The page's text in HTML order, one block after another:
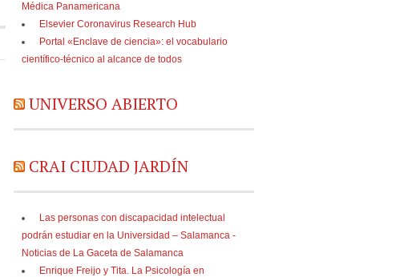
Médica Panamericana
Elsevier Coronavirus Research Hub
Portal «Enclave de ciencia»: el vocabulario
científico-técnico al alcance de todos
UNIVERSO ABIERTO
CRAI CIUDAD JARDÍN
Las personas con discapacidad intelectual
podrán estudiar en la Universidad – Salamanca -
Noticias de La Gaceta de Salamanca
Enrique Freijo y Tita. La Psicología en